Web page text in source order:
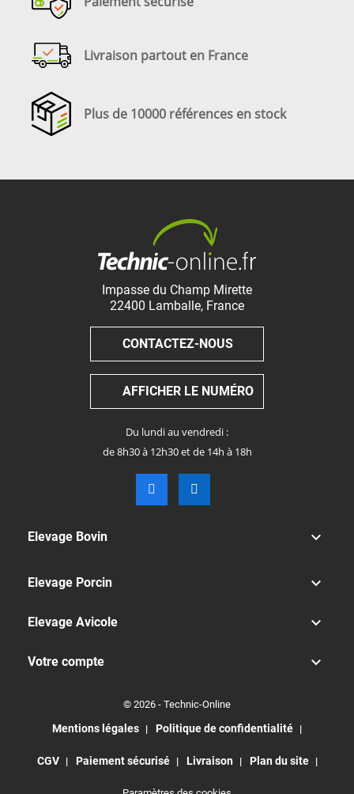
Livraison partout en France
Plus de 10000 références en stock
Impasse du Champ Mirette
22400 Lamballe, France
CONTACTEZ-NOUS
AFFICHER LE NUMÉRO
Du lundi au vendredi :
de 8h30 à 12h30 et de 14h à 18h
Elevage Bovin 
Elevage Porcin 
Elevage Avicole 
Votre compte 
© 2026 - Technic-Online
Mentions légales Politique de confidentialité
CGV Paiement sécurisé Livraison Plan du site